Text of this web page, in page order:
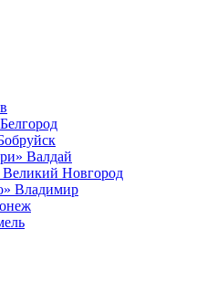
Белгород
Валдай
Великий Новгород
Владимир